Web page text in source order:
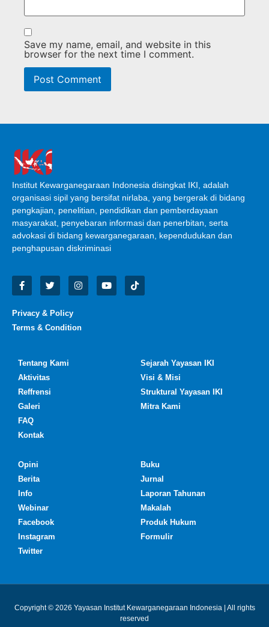
Save my name, email, and website in this
browser for the next time I comment.
Institut Kewarganegaraan Indonesia disingkat IKI, adalah
organisasi sipil yang bersifat nirlaba, yang bergerak di bidang
pengkajian, penelitian, pendidikan dan pemberdayaan
masyarakat, penyebaran informasi dan penerbitan, serta
advokasi di bidang kewarganegaraan, kependudukan dan
penghapusan diskriminasi
Privacy & Policy
Terms & Condition
Tentang Kami
Aktivitas
Reffrensi
Galeri
FAQ
Kontak
Sejarah Yayasan IKI
Visi & Misi
Struktural Yayasan IKI
Mitra Kami
Opini
Berita
Info
Webinar
Facebook
Instagram
Twitter
Buku
Jurnal
Laporan Tahunan
Makalah
Produk Hukum
Formulir
Copyright © 2026 Yayasan Institut Kewarganegaraan Indonesia | All rights
reserved